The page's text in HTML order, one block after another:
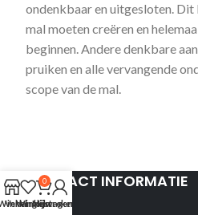
ondenkbaar en uitgesloten.
mal moeten creëren en
beginnen. Andere denkbare
pruiken en alle vervangende
scope van de mal.
CONTACT INFORMATIE
Verlanglijst
0
Winkelwagen
Mijn rekening